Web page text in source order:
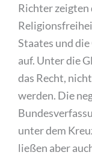
Richter
Staates und
auf. Unter die
das Recht,
werden. Die
unter dem
ließen aber